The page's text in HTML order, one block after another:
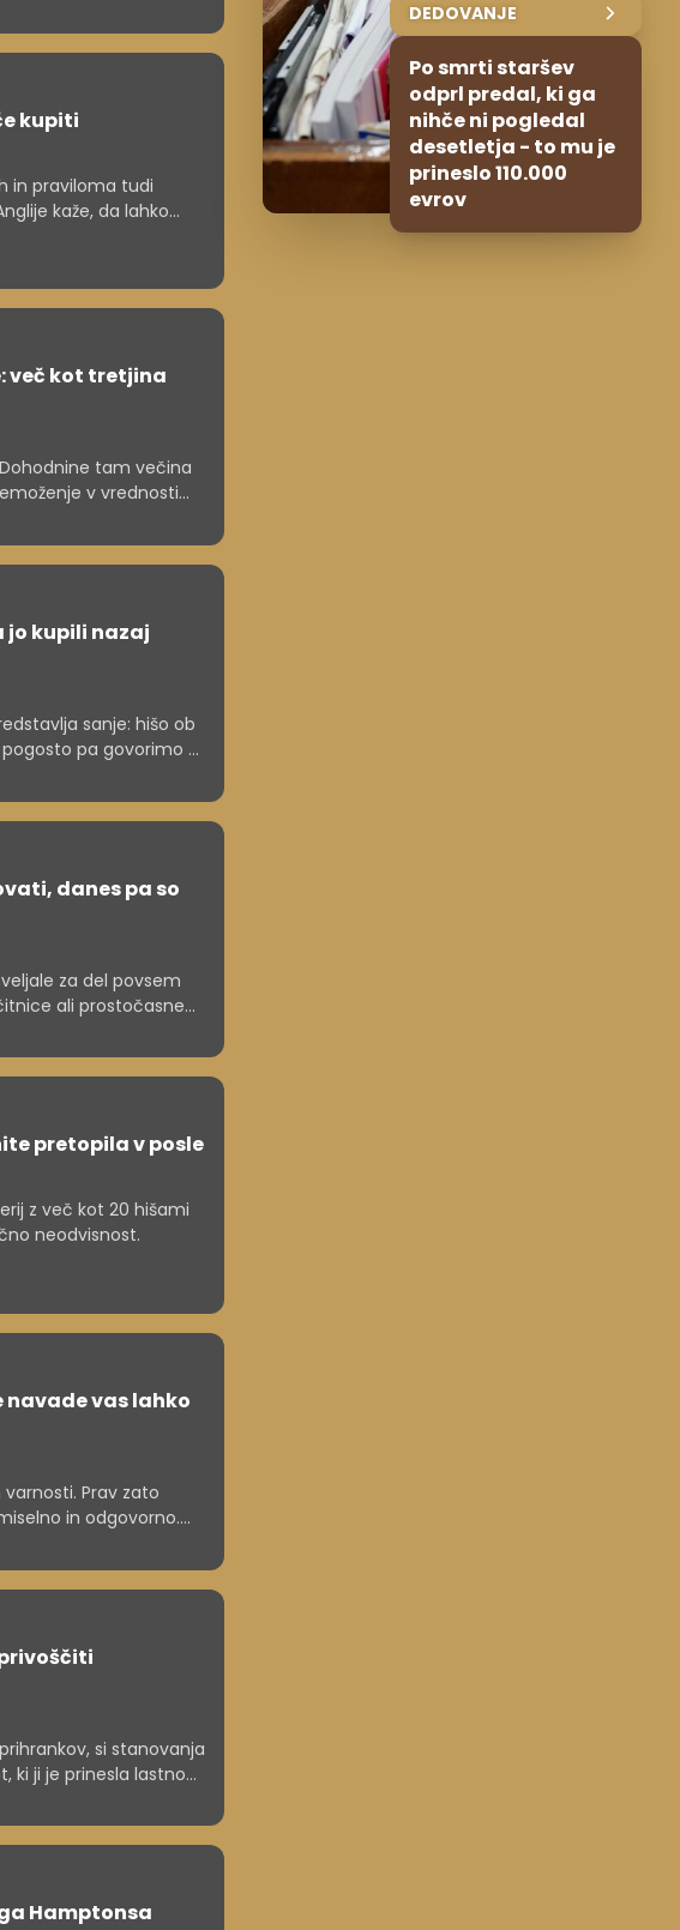
kupiti
in praviloma tudi
kaže, da lahko
več kot tretjina
tam večina
v vrednosti
jo kupili nazaj
sanje: hišo ob
pa govorimo o
danes pa so
za del povsem
ali prostočasne
pretopila v posle
z več kot 20 hišami
neodvisnost.
navade vas lahko
Prav zato
in odgovorno.
v določenih
mestu ali ga celo vodi
si stanovanja
ki ji je prinesla lastno
Hamptonsa
DEDOVANJE
Po smrti staršev
odprl predal, ki ga
nihče ni pogledal
desetletja - to mu je
prineslo 110.000
evrov